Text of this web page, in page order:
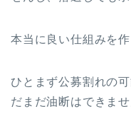
本当に良い仕組みを
ひとまず公募割れの
だまだ油断はできませ